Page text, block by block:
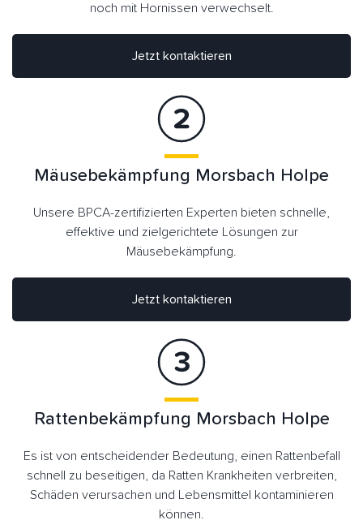
noch mit Hornissen verwechselt.
Jetzt kontaktieren
Jetzt kontaktieren
Mäusebekämpfung Morsbach Holpe
Unsere BPCA-zertifizierten Experten bieten schnelle,
effektive und zielgerichtete Lösungen zur
Mäusebekämpfung.
Rattenbekämpfung Morsbach Holpe
Es ist von entscheidender Bedeutung, einen Rattenbefall
schnell zu beseitigen, da Ratten Krankheiten verbreiten,
Schäden verursachen und Lebensmittel kontaminieren
können.